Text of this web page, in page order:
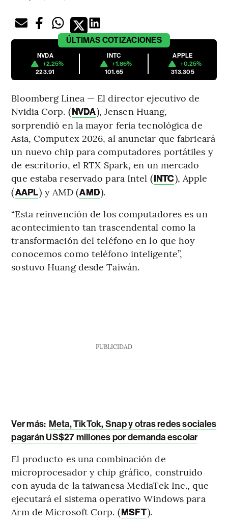
ÚLTIMAS COTIZACIONES
NVDA
+2.25%
223.91
INTC
+1.86%
101.65
APPLE
+0.25%
313.305
Bloomberg Línea — El director ejecutivo de
Nvidia Corp. (NVDA), Jensen Huang,
sorprendió en la mayor feria tecnológica de
Asia, Computex 2026, al anunciar que fabricará
un nuevo chip para computadores portátiles y
de escritorio, el RTX Spark, en un mercado
que estaba reservado para Intel (INTC), Apple
(AAPL) y AMD (AMD).
“Esta reinvención de los computadores es un
acontecimiento tan trascendental como la
transformación del teléfono en lo que hoy
conocemos como teléfono inteligente”,
sostuvo Huang desde Taiwán.
PUBLICIDAD
Ver más: Meta, TikTok, Snap y otras redes sociales
pagarán US$27 millones por demanda escolar
El producto es una combinación de
microprocesador y chip gráfico, construido
con ayuda de la taiwanesa MediaTek Inc., que
ejecutará el sistema operativo Windows para
Arm de Microsoft Corp. (MSFT).